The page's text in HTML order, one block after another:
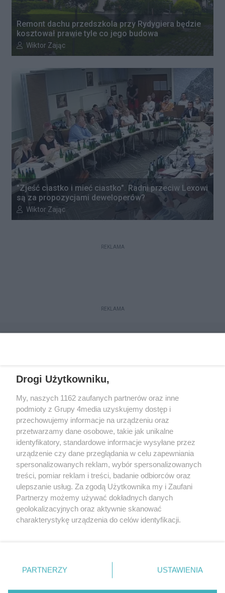
Remont dachu przedszkola przy Rydygiera będzie
kosztował prawie tyle co jego budowa
Autor artykułu:
Wiktor Zając
"Zjeść ciastko i mieć ciastko". Radni przeciw Lexowi
są za propozycjami deweloperów?
Autor artykułu:
Wiktor Zając
REKLAMA
REKLAMA
Reklama Kontakt Regulamin
Dystrybucja
Regulamin prenumeraty
Polityka Prywatności
Zapisz się do newslettera
Dołącz do grona ludzi najlepiej poinformowanych!
Zapisz się »
Drogi Użytkowniku,
My, naszych 1162 zaufanych partnerów oraz inne
podmioty z Grupy 4media uzyskujemy dostęp i
przechowujemy informacje na urządzeniu oraz
przetwarzamy dane osobowe, takie jak unikalne
identyfikatory, standardowe informacje wysyłane przez
urządzenie czy dane przeglądania w celu zapewniania
spersonalizowanych reklam, wybór spersonalizowanych
treści, pomiar reklam i treści, badanie odbiorców oraz
ulepszanie usług. Za zgodą Użytkownika my i Zaufani
Partnerzy możemy używać dokładnych danych
geolokalizacyjnych oraz aktywnie skanować
charakterystykę urządzenia do celów identyfikacji.
zmienić/wycofać klikając przycisk ustawień prywatności
znajdujący się w lewym dolnym rogu strony
. Niektóre
PARTNERZY USTAWIENIA